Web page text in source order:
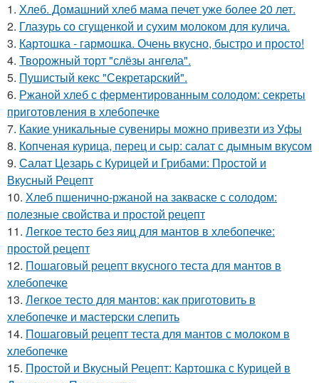
1. Хлеб. Домашний хлеб мама печет уже более 20 лет.
2. Глазурь со сгущенкой и сухим молоком для кулича.
3. Картошка - гармошка. Очень вкусно, быстро и просто!
4. Творожный торт "слёзы ангела".
5. Пушистый кекс "Секретарский".
6. Ржаной хлеб с ферментированным солодом: секреты
приготовления в хлебопечке
7. Какие уникальные сувениры можно привезти из Уфы
8. Копченая курица, перец и сыр: салат с дымным вкусом
9. Салат Цезарь с Курицей и Грибами: Простой и
Вкусный Рецепт
10. Хлеб пшенично-ржаной на закваске с солодом:
полезные свойства и простой рецепт
11. Легкое тесто без яиц для мантов в хлебопечке:
простой рецепт
12. Пошаговый рецепт вкусного теста для мантов в
хлебопечке
13. Легкое тесто для мантов: как приготовить в
хлебопечке и мастерски слепить
14. Пошаговый рецепт теста для мантов с молоком в
хлебопечке
15. Простой и Вкусный Рецепт: Картошка с Курицей в